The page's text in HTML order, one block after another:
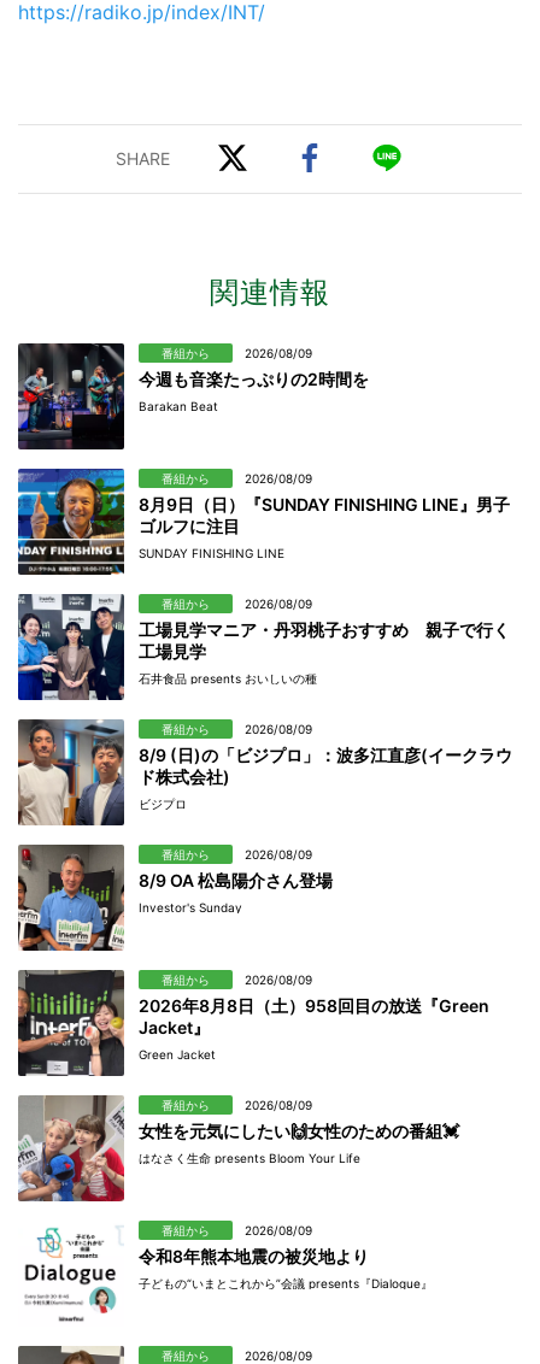
https://radiko.jp/index/INT/
関連情報
番組から 2026/08/09
今週も音楽たっぷりの2時間を
Barakan Beat
番組から 2026/08/09
8月9日（日）『SUNDAY FINISHING LINE』男子
ゴルフに注目
SUNDAY FINISHING LINE
番組から 2026/08/09
工場見学マニア・丹羽桃子おすすめ 親子で行く
工場見学
石井食品 presents おいしいの種
番組から 2026/08/09
8/9 (日)の「ビジプロ」：波多江直彦(イークラウ
ド株式会社)
ビジプロ
番組から 2026/08/09
8/9 OA 松島陽介さん登場
Investor's Sunday
番組から 2026/08/09
2026年8月8日（土）958回目の放送『Green
Jacket』
Green Jacket
番組から 2026/08/09
女性を元気にしたい🙌女性のための番組💓
はなさく生命 presents Bloom Your Life
番組から 2026/08/09
令和8年熊本地震の被災地より
子どもの“いまとこれから”会議 presents『Dialogue』
番組から 2026/08/09